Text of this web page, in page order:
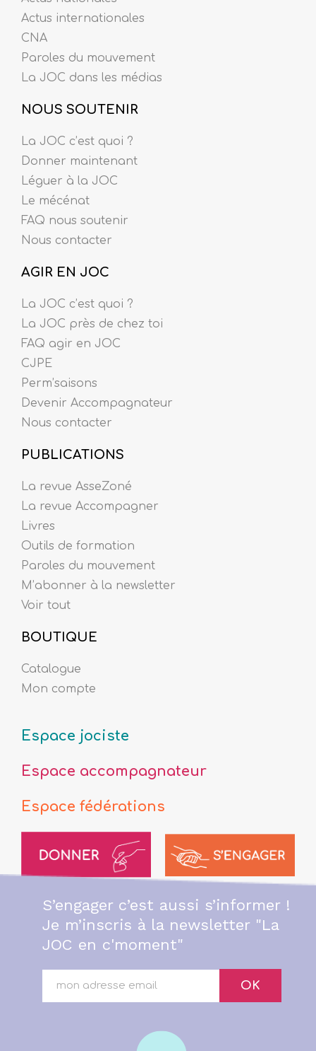
Actus internationales
CNA
Paroles du mouvement
La JOC dans les médias
NOUS SOUTENIR
La JOC c’est quoi ?
Donner maintenant
Léguer à la JOC
Le mécénat
FAQ nous soutenir
Nous contacter
AGIR EN JOC
La JOC c’est quoi ?
La JOC près de chez toi
FAQ agir en JOC
CJPE
Perm’saisons
Devenir Accompagnateur
Nous contacter
PUBLICATIONS
La revue AsseZoné
La revue Accompagner
Livres
Outils de formation
Paroles du mouvement
M’abonner à la newsletter
Voir tout
BOUTIQUE
Catalogue
Mon compte
Espace jociste
Espace accompagnateur
Espace fédérations
S’engager c’est aussi s’informer !
Je m’inscris à la newsletter "La
JOC en c'moment"
OK